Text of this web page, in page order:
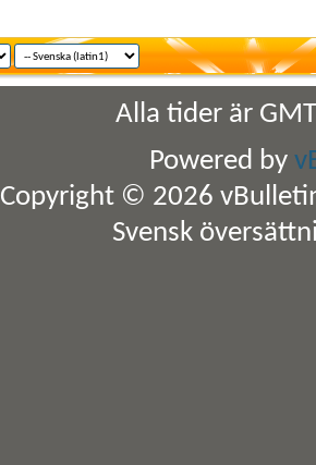
Alla tider är
Powered by
Copyright © 2026
Svensk